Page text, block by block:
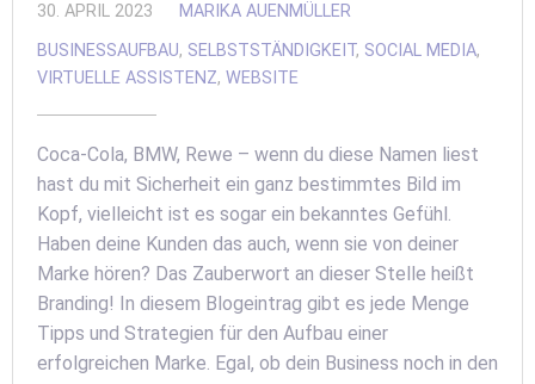
30. APRIL 2023
MARIKA AUENMÜLLER
BUSINESSAUFBAU, SELBSTSTÄNDIGKEIT, SOCIAL MEDIA,
VIRTUELLE ASSISTENZ, WEBSITE
Coca-Cola, BMW, Rewe – wenn du diese Namen liest
hast du mit Sicherheit ein ganz bestimmtes Bild im
Kopf, vielleicht ist es sogar ein bekanntes Gefühl.
Haben deine Kunden das auch, wenn sie von deiner
Marke hören? Das Zauberwort an dieser Stelle heißt
Branding! In diesem Blogeintrag gibt es jede Menge
Tipps und Strategien für den Aufbau einer
erfolgreichen Marke. Egal, ob dein Business noch in den